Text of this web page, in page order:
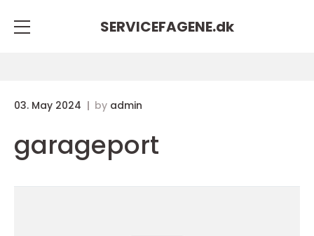
SERVICEFAGENE.dk
03. May 2024 by admin
garageport